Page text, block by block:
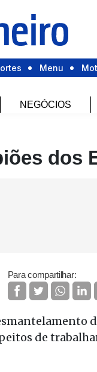
Menu
NEGÓCIOS
dos
Para compartilhar:
de